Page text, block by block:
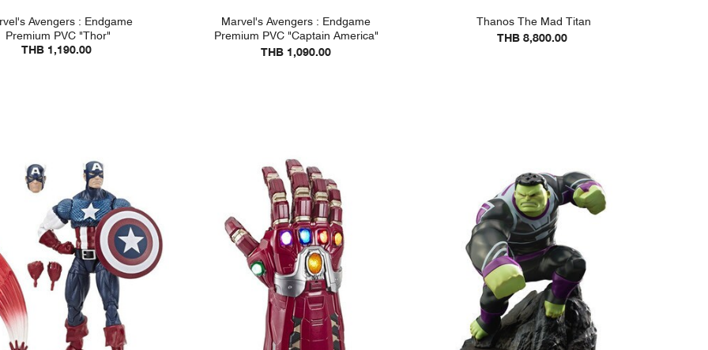
Avengers : Endgame
Premium PVC "Thor"
THB 1,190.00
Marvel's Avengers : Endgame
Premium PVC "Captain America"
THB 1,090.00
Thanos The Mad Titan
THB 8,800.00